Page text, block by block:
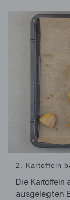
2. Kartoffeln
Die Kartoffeln
ausgelegten